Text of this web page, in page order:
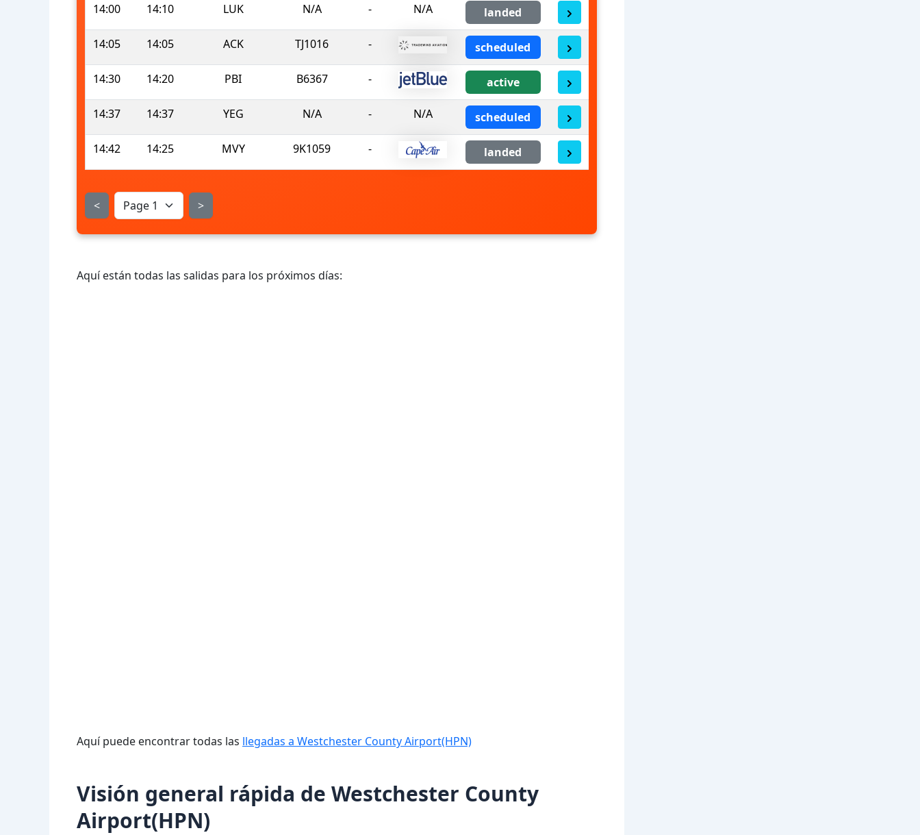
14:00 14:10 LUK N/A - N/A landed
14:05 14:05 ACK TJ1016 - scheduled
14:30 14:20 PBI B6367 - active
14:37 14:37 YEG N/A - N/A scheduled
14:42 14:25 MVY 9K1059 - landed
< >
Aquí están todas las salidas para los próximos días:
Aquí puede encontrar todas las llegadas a Westchester County Airport(HPN)
Visión general rápida de Westchester County
Airport(HPN)